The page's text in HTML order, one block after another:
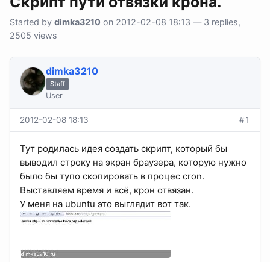
Started by dimka3210 on 2012-02-08 18:13 — 3 replies,
2505 views
dimka3210
Staff
User
2012-02-08 18:13 #1
Тут родилась идея создать скрипт, который бы
выводил строку на экран браузера, которую нужно
было бы тупо скопировать в процес cron.
Выставляем время и всё, крон отвязан.
У меня на ubuntu это выглядит вот так.